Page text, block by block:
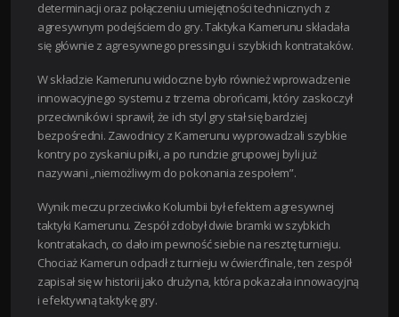
determinacji oraz połączeniu umiejętności technicznych z
agresywnym podejściem do gry. Taktyka Kamerunu składała
się głównie z agresywnego pressingu i szybkich kontrataków.
W składzie Kamerunu widoczne było również wprowadzenie
innowacyjnego systemu z trzema obrońcami, który zaskoczył
przeciwników i sprawił, że ich styl gry stał się bardziej
bezpośredni. Zawodnicy z Kamerunu wyprowadzali szybkie
kontry po zyskaniu piłki, a po rundzie grupowej byli już
nazywani „niemożliwym do pokonania zespołem”.
Wynik meczu przeciwko Kolumbii był efektem agresywnej
taktyki Kamerunu. Zespół zdobył dwie bramki w szybkich
kontratakach, co dało im pewność siebie na resztę turnieju.
Chociaż Kamerun odpadł z turnieju w ćwierćfinale, ten zespół
zapisał się w historii jako drużyna, która pokazała innowacyjną
i efektywną taktykę gry.